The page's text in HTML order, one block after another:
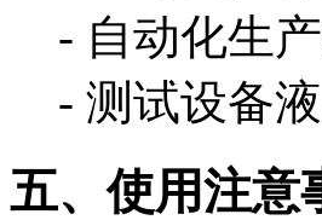
- 自动化生
- 测试设备
五、使用注意